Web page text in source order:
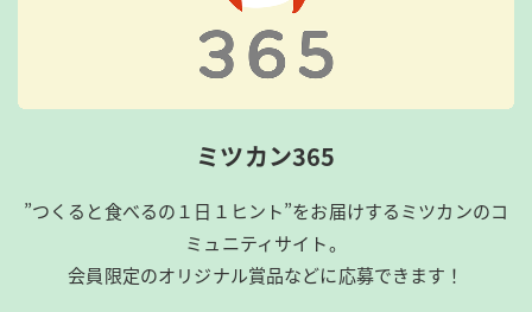
ミツカン365
”つくると食べるの１日１ヒント”をお届けするミツカンのコ
ミュニティサイト。
会員限定のオリジナル賞品などに応募できます！